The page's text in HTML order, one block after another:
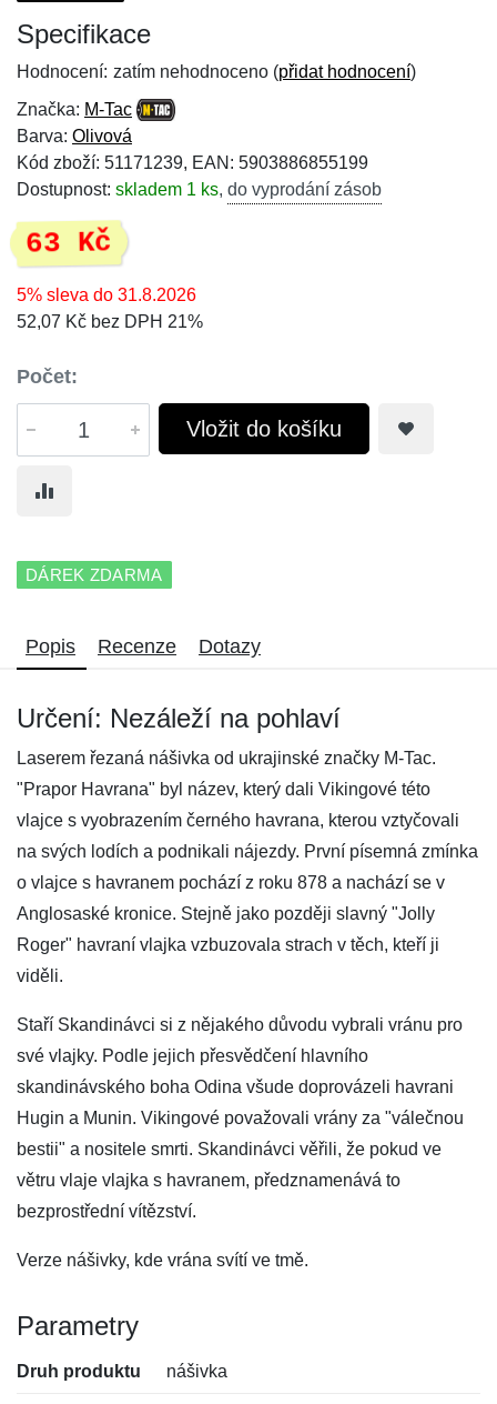
Specifikace
Hodnocení: zatím nehodnoceno (přidat hodnocení)
Značka: M-Tac
Barva: Olivová
Kód zboží: 51171239, EAN: 5903886855199
Dostupnost: skladem 1 ks, do vyprodání zásob
63 Kč
5% sleva do 31.8.2026
52,07 Kč bez DPH 21%
Počet:
Vložit do košíku
DÁREK ZDARMA
Popis Recenze Dotazy
Určení: Nezáleží na pohlaví
Laserem řezaná nášivka od ukrajinské značky M-Tac.
"Prapor Havrana" byl název, který dali Vikingové této
vlajce s vyobrazením černého havrana, kterou vztyčovali
na svých lodích a podnikali nájezdy. První písemná zmínka
o vlajce s havranem pochází z roku 878 a nachází se v
Anglosaské kronice. Stejně jako později slavný "Jolly
Roger" havraní vlajka vzbuzovala strach v těch, kteří ji
viděli.
Staří Skandinávci si z nějakého důvodu vybrali vránu pro
své vlajky. Podle jejich přesvědčení hlavního
skandinávského boha Odina všude doprovázeli havrani
Hugin a Munin. Vikingové považovali vrány za "válečnou
bestii" a nositele smrti. Skandinávci věřili, že pokud ve
větru vlaje vlajka s havranem, předznamenává to
bezprostřední vítězství.
Verze nášivky, kde vrána svítí ve tmě.
Parametry
Druh produktu nášivka